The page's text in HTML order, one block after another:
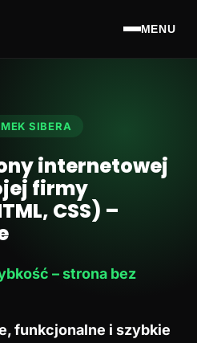
MENU
SIBERA
internetowej
firmy
CSS) –
– strona bez
funkcjonalne i szybkie